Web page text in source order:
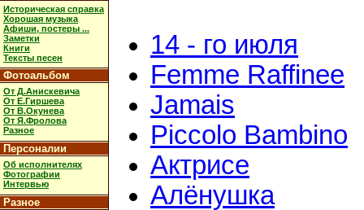
Историческая справка
Хорошая музыка
Афиши, постеры ...
Заметки
Книги
Тексты песен
Фотоальбом
От Д.Анискевича
От Е.Гиршева
От В.Окунева
От Я.Фролова
Разное
Персоналии
Об исполнителях
Фотографии
Интервью
Разное
14 - го июля
Femme Raffinee
Jamais
Piccolo Bambino
Актрисе
Алёнушка